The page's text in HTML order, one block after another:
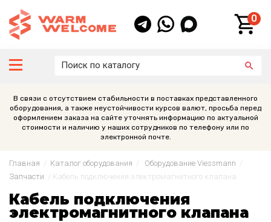
0
В связи с отсутствием стабильности в поставках представленного
оборудования, а также неустойчивости курсов валют, просьба перед
оформлением заказа на сайте уточнять информацию по актуальной
стоимости и наличию у наших сотрудников по телефону или по
электронной почте.
Главная Каталог оборудования Оборудование Viessmann
Запчасти
Кабель подключения электромагнитного клапана
Кабель подключения
электромагнитного клапана